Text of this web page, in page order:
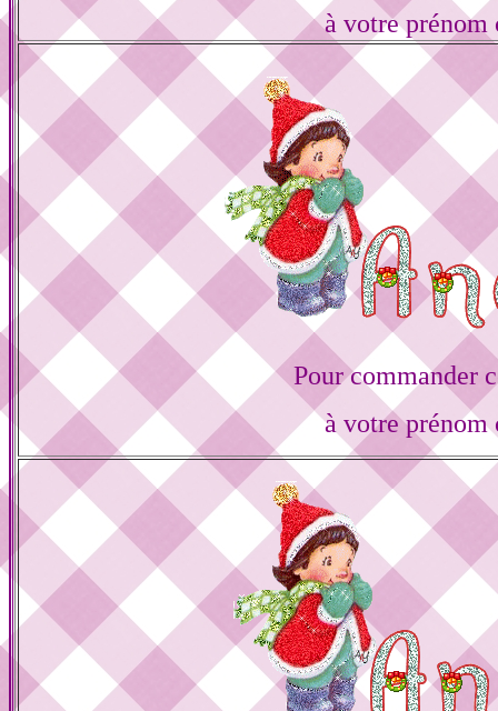
à votre prénom
Pour commander
à votre prénom